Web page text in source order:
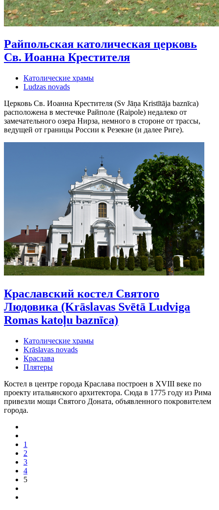
Райпольская католическая церковь
Св. Иоанна Крестителя
Католические храмы
Ludzas novads
Церковь Св. Иоанна Крестителя (Sv Jāņa Kristītāja baznīca)
расположена в местечке Райполе (Raipole) недалеко от
замечательного озера Нирза, немного в стороне от трассы,
ведущей от границы России к Резекне (и далее Риге).
Краславский костел Святого
Людовика (Krāslavas Svētā Ludviga
Romas katoļu baznīca)
Католические храмы
Krāslavas novads
Краслава
Плятеры
Костел в центре города Краслава построен в XVIII веке по
проекту итальянского архитектора. Сюда в 1775 году из Рима
привезли мощи Святого Доната, объявленного покровителем
города.
1
2
3
4
5